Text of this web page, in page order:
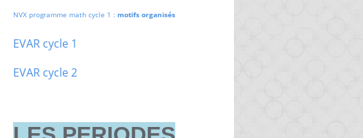
NVX programme math cycle 1 : motifs organisés
EVAR cycle 1
EVAR cycle 2